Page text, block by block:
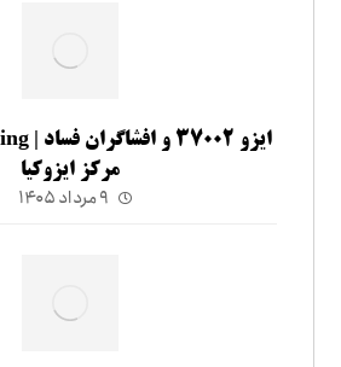
مرکز ایزوکیا
۹ مرداد ۱۴۰۵